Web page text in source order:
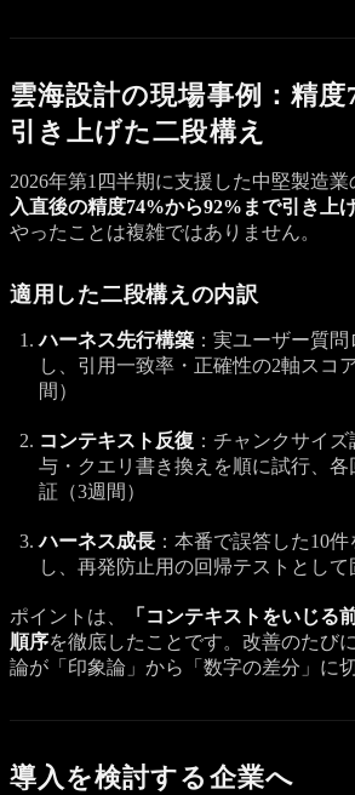
雲海設計の現場事例：精
引き上げた二段構え
2026年第1四半期に支援した中堅製造業
入直後の精度74%から92%まで引き上
やったことは複雑ではありません。
適用した二段構えの内訳
ハーネス先行構築 ：実ユーザー質
し、引用一致率・正確性の2軸スコ
間）
コンテキスト反復 ：チャンクサイ
与・クエリ書き換えを順に試行、
証（3週間）
ハーネス成長 ：本番で誤答した10
し、再発防止用の回帰テストとして
ポイントは、
「コンテキストをいじる
順序を徹底したことです。改善のたび
論が「印象論」から「数字の差分」に
導入を検討する企業へ